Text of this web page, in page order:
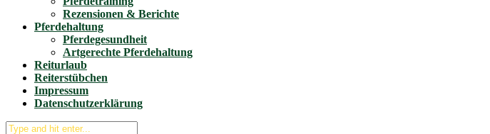
Rezensionen & Berichte
Pferdehaltung
Pferdegesundheit
Artgerechte Pferdehaltung
Reiturlaub
Reiterstübchen
Impressum
Datenschutzerklärung